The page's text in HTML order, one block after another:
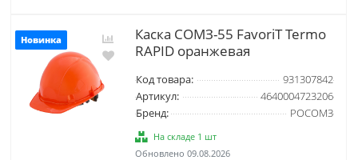
Новинка
Каска СОМЗ-55 FavoriT Termo
RAPID оранжевая
Код товара:
931307842
Артикул:
4640004723206
Бренд:
РОСОМЗ
На складе 1 шт
Обновлено 09.08.2026